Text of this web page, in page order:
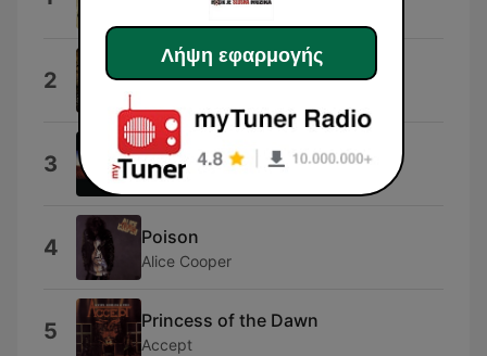
Foo Fighters
2 Cult of the Ignorance
3 Beds Are Burning
Midnight Oil
4 Poison
Alice Cooper
5 Princess of the Dawn
Accept
Λήψη εφαρμογής